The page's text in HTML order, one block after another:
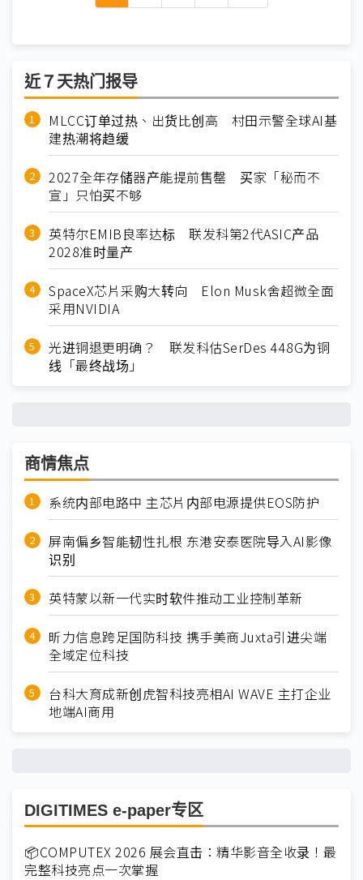
近７天热门报导
MLCC订单过热、出货比创高 村田示警全球AI基
建热潮将趋缓
2027全年存储器产能提前售罄 买家「秘而不
宣」只怕买不够
英特尔EMIB良率达标 联发科第2代ASIC产品
2028准时量产
SpaceX芯片采购大转向 Elon Musk舍超微全面
采用NVIDIA
光进铜退更明确？ 联发科估SerDes 448G为铜
线「最终战场」
商情焦点
系统内部电路中 主芯片内部电源提供EOS防护
屏南偏乡智能韧性扎根 东港安泰医院导入AI影像
识别
英特蒙以新一代实时软件推动工业控制革新
昕力信息跨足国防科技 携手美商Juxta引进尖端
全域定位科技
台科大育成新创虎智科技亮相AI WAVE 主打企业
地端AI商用
DIGITIMES e-paper专区
📦COMPUTEX 2026 展会直击：精华影音全收录！最
完整科技亮点一次掌握